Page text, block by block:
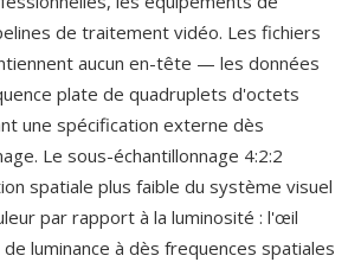
de traitement vidéo. Les fichiers
aucun en-tête — les données
plate de quadruplets d'octets
une spécification externe dès
Le sous-échantillonnage 4:2:2
spatiale plus faible du système visuel
par rapport à la luminosité : l'œil
luminance à dès frequences spatiales